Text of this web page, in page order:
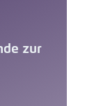
zur